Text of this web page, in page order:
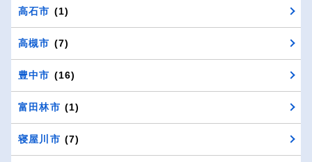
高石市 (1)
高槻市 (7)
豊中市 (16)
富田林市 (1)
寝屋川市 (7)